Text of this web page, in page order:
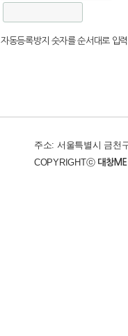
자동등록방지 숫자를 순서대로 입
주소: 서울특별시 금천
COPYRIGHTⓒ대창